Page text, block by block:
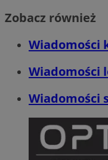
Zobacz również
Wiadomości
Wiadomości
Wiadomości